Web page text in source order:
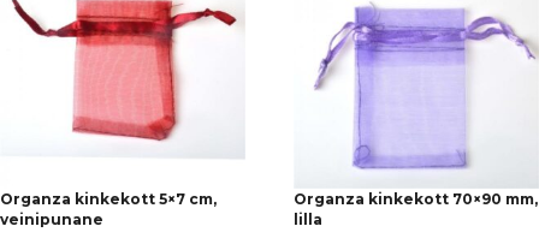
Organza kinkekott 5×7 cm,
veinipunane
Organza kinkekott 70×90 mm,
lilla